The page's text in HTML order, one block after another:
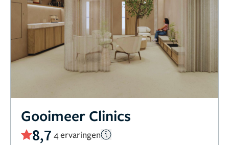
Gooimeer Clinics
8,7 4 ervaringen